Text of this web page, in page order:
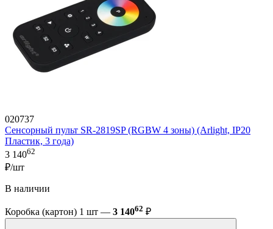
020737
Сенсорный пульт SR-2819SP (RGBW 4 зоны) (Arlight, IP20
Пластик, 3 года)
3 14062
₽/шт
В наличии
Коробка (картон) 1 шт — 3 14062 ₽